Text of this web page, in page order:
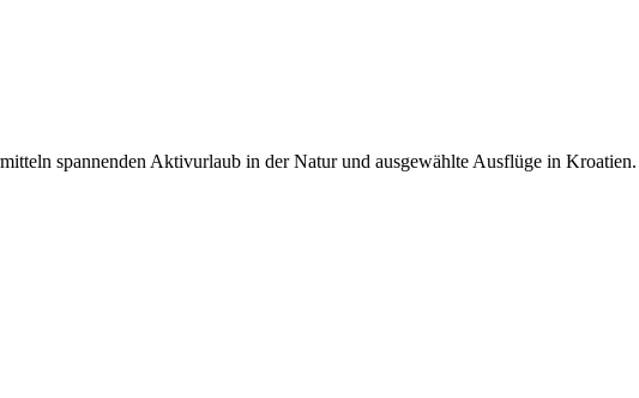
spannenden Aktivurlaub in der Natur und ausgewählte Ausflüge in